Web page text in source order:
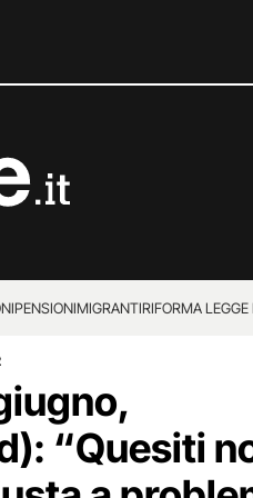
PENSIONIMIGRANTIRIFORMA
“Quesiti